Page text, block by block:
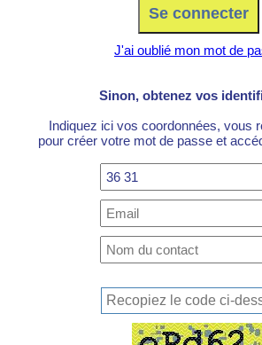
J'ai oublié mon mot de
Sinon, obtenez vos
Indiquez ici vos coordonnées, vous
pour créer votre mot de passe et